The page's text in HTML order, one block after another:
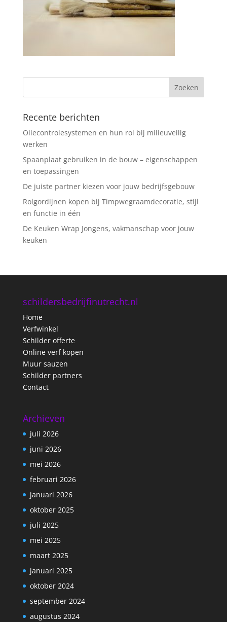
Recente berichten
Oliecontrolesystemen en hun rol bij milieuveilig
werken
Spaanplaat gebruiken in de bouw – eigenschappen
en toepassingen
De juiste partner kiezen voor jouw bedrijfsgebouw
Rolgordijnen kopen bij Timpwegraamdecoratie, stijl
en functie in één
De Keuken Wrap Jongens, vakmanschap voor jouw
keuken
schildersbedrijfinutrecht.nl
Home
Verfwinkel
Schilder offerte
Online verf kopen
Muur sauzen
Schilder partners
Contact
Archieven
juli 2026
juni 2026
mei 2026
februari 2026
januari 2026
oktober 2025
juli 2025
mei 2025
maart 2025
januari 2025
oktober 2024
september 2024
augustus 2024